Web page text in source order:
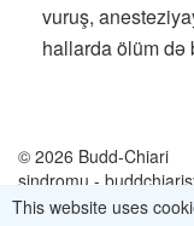
vuruş,
hallarda ölüm də
© 2026 Budd-Chiari
sindromu -
This website uses